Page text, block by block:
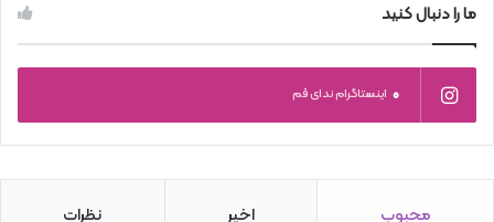
ما را دنبال کنید
0 اینستاگرام ندای قم
محبوب اخیر نظرات